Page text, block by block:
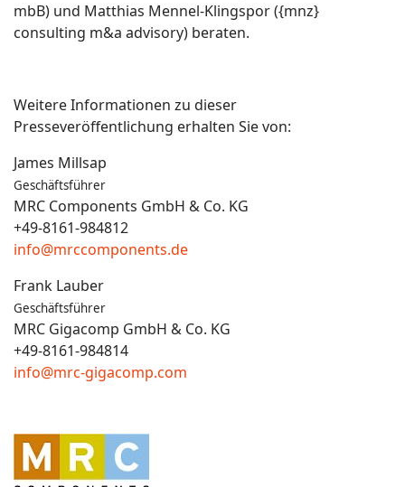
mbB) und Matthias Mennel-Klingspor ({mnz}
consulting m&a advisory) beraten.
Weitere Informationen zu dieser
Presseveröffentlichung erhalten Sie von:
James Millsap
Geschäftsführer
MRC Components GmbH & Co. KG
+49-8161-984812
info@mrccomponents.de
Frank Lauber
Geschäftsführer
MRC Gigacomp GmbH & Co. KG
+49-8161-984814
info@mrc-gigacomp.com